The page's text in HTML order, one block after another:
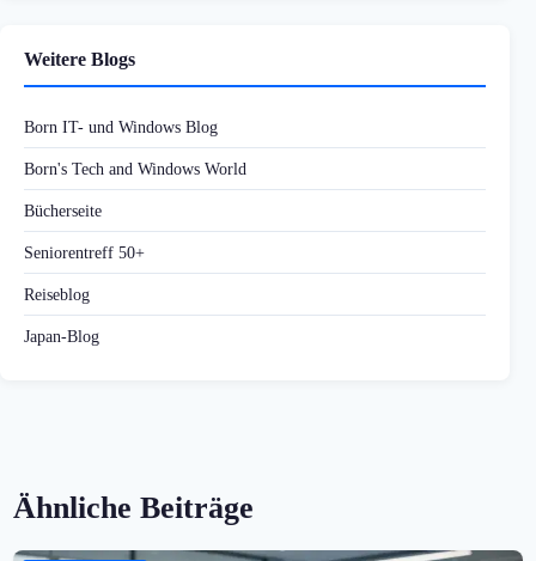
Weitere Blogs
Born IT- und Windows Blog
Born's Tech and Windows World
Bücherseite
Seniorentreff 50+
Reiseblog
Japan-Blog
Ähnliche Beiträge